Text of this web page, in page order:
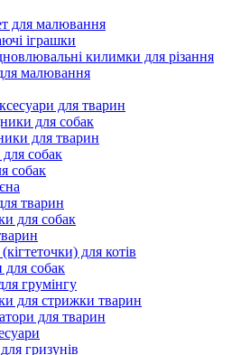
для малювання
іграшки
килимки для різання
малювання
для тварин
для собак
для тварин
для собак
собак
тварин
для собак
для котів
для собак
грумінгу
для стрижки тварин
для тварин
гризунів